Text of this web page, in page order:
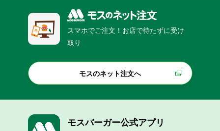
スマホでご注文！お店で待たずに受け
取り
モスのネット注文へ
モスバーガー公式アプリ